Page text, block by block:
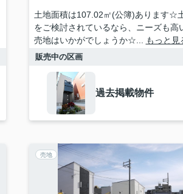
土地面積は107.02㎡(公簿)あります☆
をご検討されているなら、ニーズも高
売地はいかがでしょうか☆...
もっと見
販売中の区画
過去掲載物件
売地